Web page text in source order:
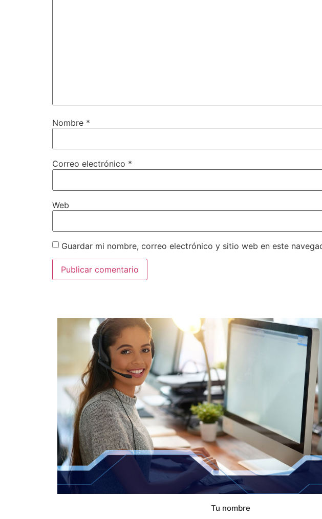
Nombre *
Correo electrónico *
Web
Guardar mi nombre, correo electrónico y sitio web en este
Tu nombre